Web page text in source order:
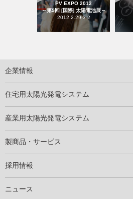
PV EXPO 2012
～第5回 [国際] 太陽電池展～
2012.2.29-3.2
企業情報
住宅用太陽光発電システム
産業用太陽光発電システム
製商品・サービス
採用情報
ニュース